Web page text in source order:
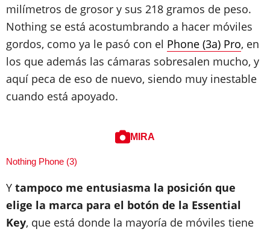
milímetros de grosor y sus 218 gramos de peso.
Nothing se está acostumbrando a hacer móviles
gordos, como ya le pasó con el Phone (3a) Pro, en
los que además las cámaras sobresalen mucho, y
aquí peca de eso de nuevo, siendo muy inestable
cuando está apoyado.
MIRA
Nothing Phone (3)
Y tampoco me entusiasma la posición que
elige la marca para el botón de la Essential
Key, que está donde la mayoría de móviles tiene